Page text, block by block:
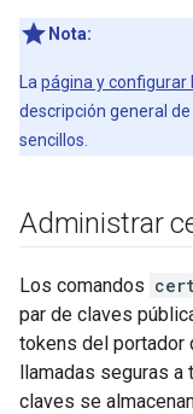
Nota:
La página y configurar
descripción general de
sencillos.
Administrar
Los comandos
par de claves
tokens del portador
llamadas seguras a
claves se